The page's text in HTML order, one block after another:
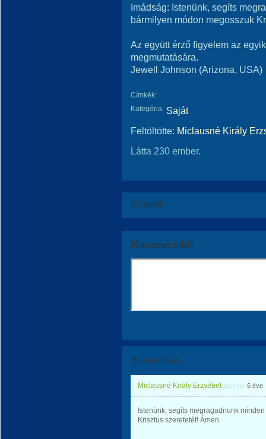
Imádság: Istenünk, segíts
bármilyen módon megosszuk
Az együtt érző figyelem az
megmutatására.
Jewell Johnson (Arizona, USA)
Címkék:
Kategória: Saját
Feltöltötte: Miclausné Király
Látta 230 ember.
Értékeld!
Kommentáld!
Hozzászólások
Miclausné Király Erzsébetüzente 6 éve
Istenünk, segíts megragadnunk
Krisztus szeretetét! Ámen.